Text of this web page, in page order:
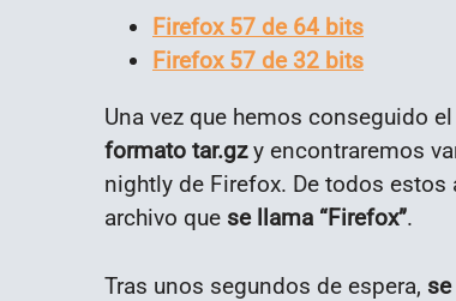
Firefox 57 de 64 bits
Firefox 57 de 32 bits
Una vez que hemos conseguido
formato tar.gzy encontraremos
nightly de Firefox. De todos
archivo que se llama “Firefox”.
Tras unos segundos de espera,